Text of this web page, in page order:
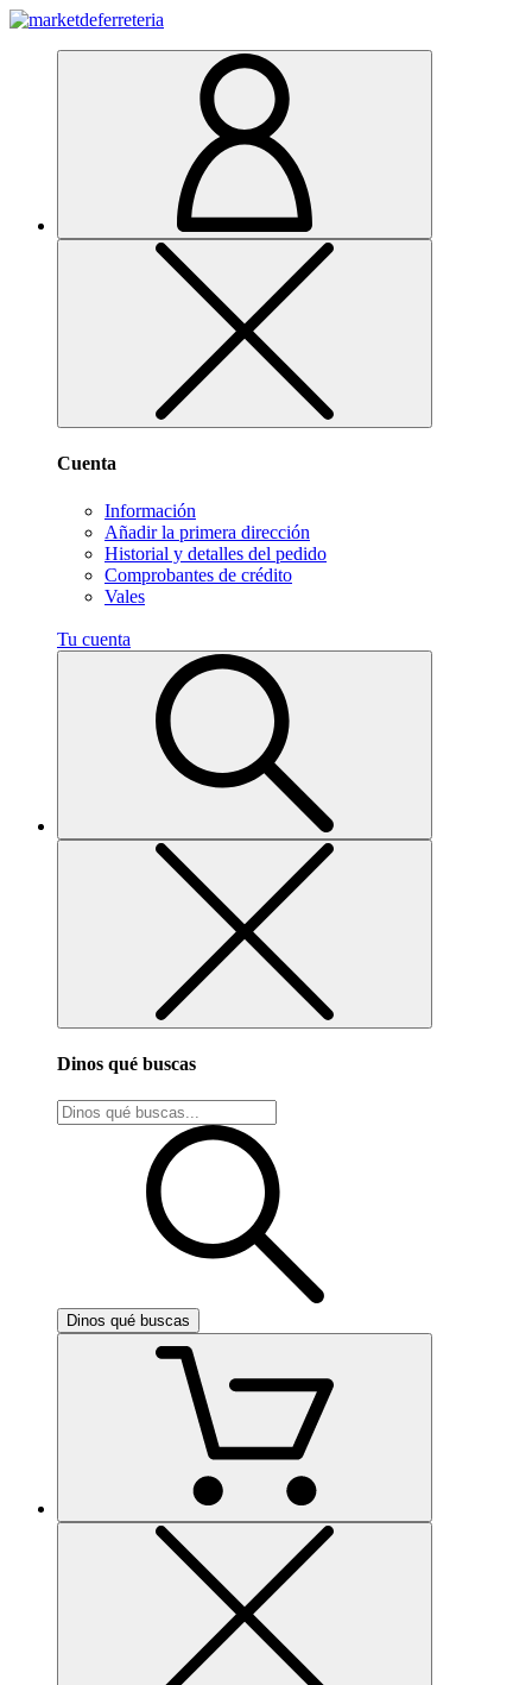
Cuenta
Información
Añadir la primera dirección
Historial y detalles del pedido
Comprobantes de crédito
Vales
Tu cuenta
Dinos qué buscas
Dinos qué buscas